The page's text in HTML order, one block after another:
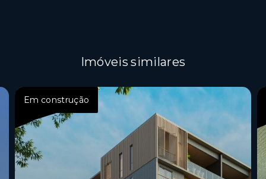
Imóveis similares
Em construção